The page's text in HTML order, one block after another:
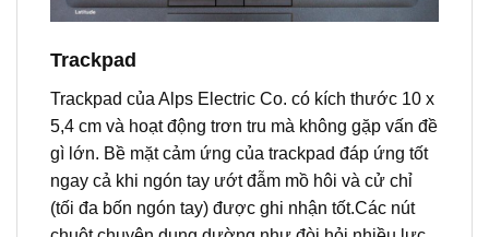
Trackpad
Trackpad của Alps Electric Co. có kích thước 10 x
5,4 cm và hoạt động trơn tru mà không gặp vấn đề
gì lớn. Bề mặt cảm ứng của trackpad đáp ứng tốt
ngay cả khi ngón tay ướt đẫm mồ hôi và cử chỉ
(tối đa bốn ngón tay) được ghi nhận tốt.Các nút